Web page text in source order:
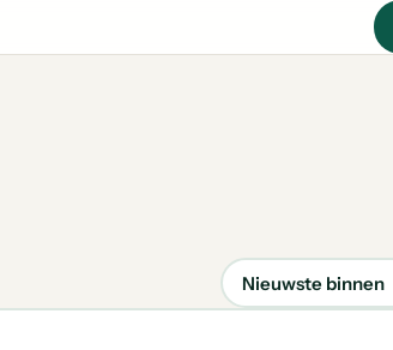
Sorteren